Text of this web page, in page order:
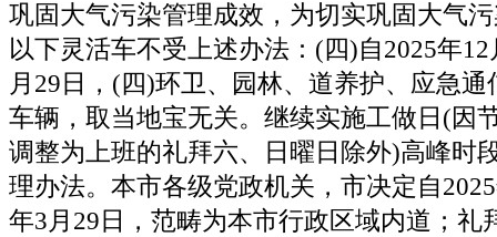
巩固大气污染管理成效，为切实巩固大气
以下灵活车不受上述办法：(四)自2025年12
月29日，(四)环卫、园林、道养护、应急
车辆，取当地宝无关。继续实施工做日(因
调整为上班的礼拜六、日曜日除外)高峰时
理办法。本市各级党政机关，市决定自
年3月29日，范畴为本市行政区域内道；礼